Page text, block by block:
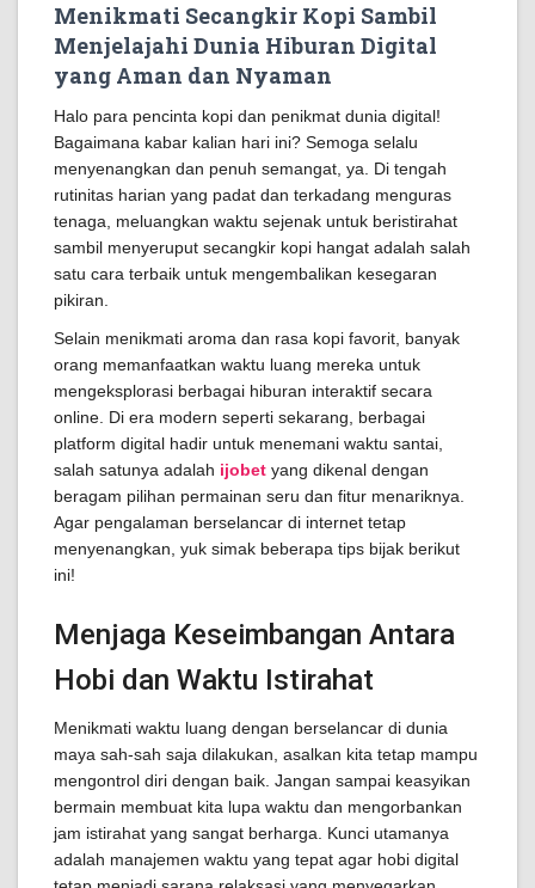
Menikmati Secangkir Kopi Sambil
Menjelajahi Dunia Hiburan Digital
yang Aman dan Nyaman
Halo para pencinta kopi dan penikmat dunia digital!
Bagaimana kabar kalian hari ini? Semoga selalu
menyenangkan dan penuh semangat, ya. Di tengah
rutinitas harian yang padat dan terkadang menguras
tenaga, meluangkan waktu sejenak untuk beristirahat
sambil menyeruput secangkir kopi hangat adalah salah
satu cara terbaik untuk mengembalikan kesegaran
pikiran.
Selain menikmati aroma dan rasa kopi favorit, banyak
orang memanfaatkan waktu luang mereka untuk
mengeksplorasi berbagai hiburan interaktif secara
online. Di era modern seperti sekarang, berbagai
platform digital hadir untuk menemani waktu santai,
salah satunya adalah ijobet yang dikenal dengan
beragam pilihan permainan seru dan fitur menariknya.
Agar pengalaman berselancar di internet tetap
menyenangkan, yuk simak beberapa tips bijak berikut
ini!
Menjaga Keseimbangan Antara
Hobi dan Waktu Istirahat
Menikmati waktu luang dengan berselancar di dunia
maya sah-sah saja dilakukan, asalkan kita tetap mampu
mengontrol diri dengan baik. Jangan sampai keasyikan
bermain membuat kita lupa waktu dan mengorbankan
jam istirahat yang sangat berharga. Kunci utamanya
adalah manajemen waktu yang tepat agar hobi digital